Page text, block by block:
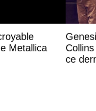
Metallica
ce